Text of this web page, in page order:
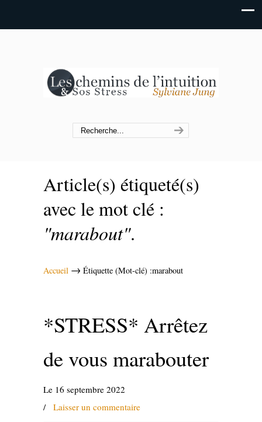
Article(s) étiqueté(s)
avec le mot clé :
"marabout".
Accueil → Étiquette (Mot-clé) :marabout
*STRESS* Arrêtez
de vous marabouter
Le 16 septembre 2022
/ Laisser un commentaire